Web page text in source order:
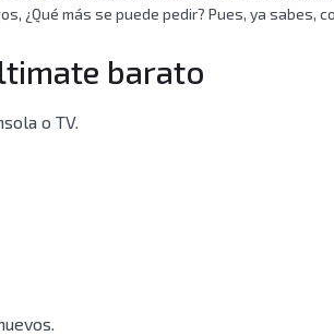
¿Qué más se puede pedir? Pues, ya sabes,
barato
o TV.